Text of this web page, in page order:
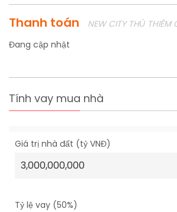
Thanh toán
NEW CITY THỦ THIÊM
Đang cập nhật
Tính vay mua nhà
Giá trị nhà đất (tỷ VNĐ)
Tỷ lệ vay (50%)